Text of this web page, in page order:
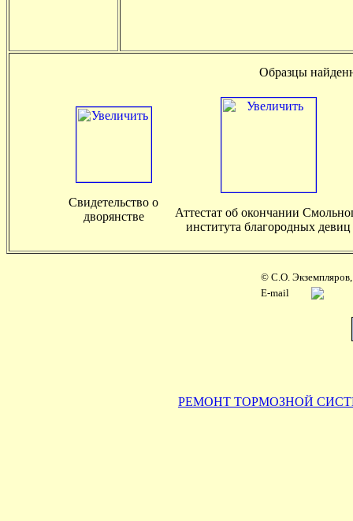
Образцы
Свидетельство о
дворянстве
Аттестат об окончании
института благородных девиц
© С.О.
E-mail
РЕМОНТ ТОРМОЗНОЙ